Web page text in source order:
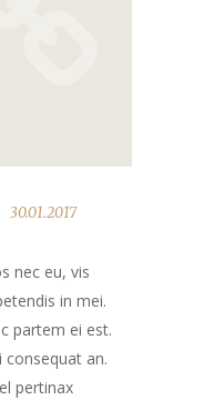
30.01.2017
nec eu, vis
in mei.
partem ei est.
consequat an.
pertinax